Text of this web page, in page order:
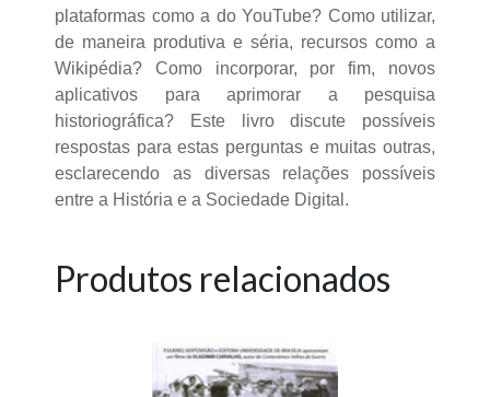
plataformas como a do YouTube? Como utilizar,
de maneira produtiva e séria, recursos como a
Wikipédia? Como incorporar, por fim, novos
aplicativos para aprimorar a pesquisa
historiográfica? Este livro discute possíveis
respostas para estas perguntas e muitas outras,
esclarecendo as diversas relações possíveis
entre a História e a Sociedade Digital.
Produtos relacionados